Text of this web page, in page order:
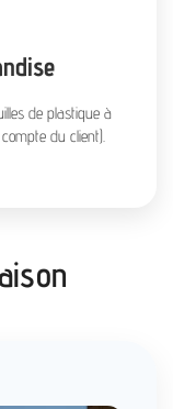
de plastique à
du client).